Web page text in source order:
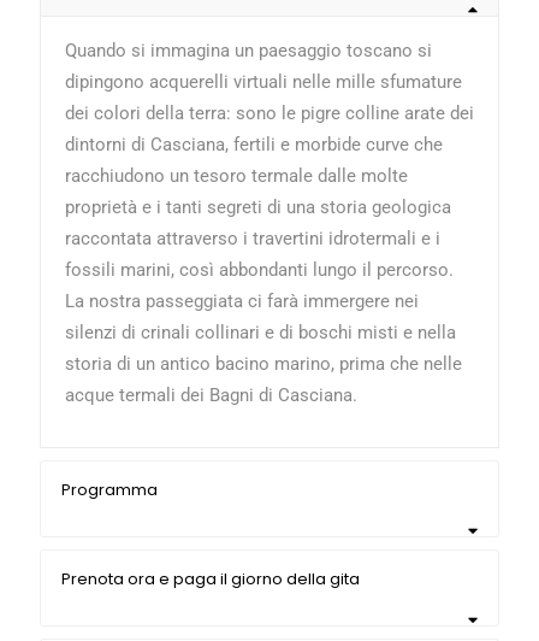
Quando si immagina un paesaggio toscano si
dipingono acquerelli virtuali nelle mille sfumature
dei colori della terra: sono le pigre colline arate dei
dintorni di Casciana, fertili e morbide curve che
racchiudono un tesoro termale dalle molte
proprietà e i tanti segreti di una storia geologica
raccontata attraverso i travertini idrotermali e i
fossili marini, così abbondanti lungo il percorso.
La nostra passeggiata ci farà immergere nei
silenzi di crinali collinari e di boschi misti e nella
storia di un antico bacino marino, prima che nelle
acque termali dei Bagni di Casciana.
Programma
Prenota ora e paga il giorno della gita